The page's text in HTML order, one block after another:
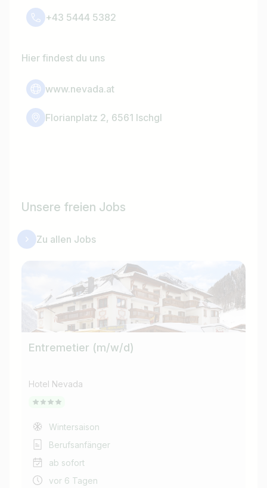
+43 5444 5382
Hier findest du uns
www.nevada.at
Florianplatz 2, 6561 Ischgl
Unsere freien Jobs
Zu allen Jobs
Entremetier (m/w/d)
Hotel Nevada
Wintersaison
Berufsanfänger
ab sofort
vor 6 Tagen